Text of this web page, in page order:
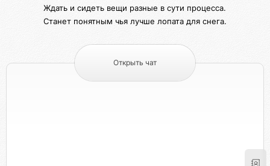
Ждать и сидеть вещи разные в сути процесса.
Станет понятным чья лучше лопата для снега.
Открыть чат